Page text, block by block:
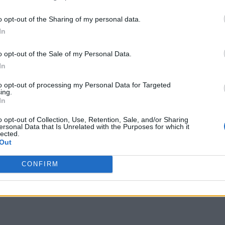
por no participar en la divulgación adicional de su información
en la Lista de participantes intermedios de la IAB.
opt-out of the Sharing of my personal data.
opt-out of the Sale of my Personal Data.
opt-out of processing my Personal Data for Targeted
opt-out of Collection, Use, Retention, Sale, and/or Sharing
Data that Is Unrelated with the Purposes for which it
CONFIRM
en Final Fantasy XIV